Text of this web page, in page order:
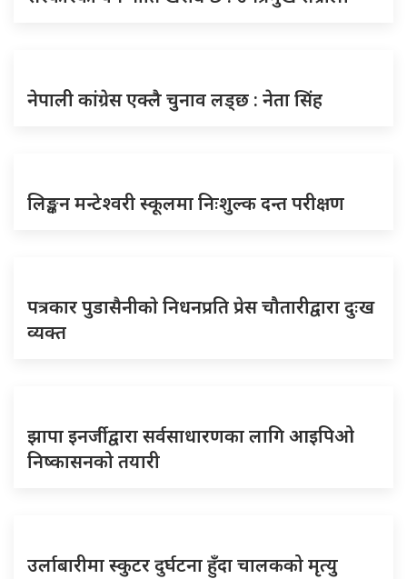
नेपाली कांग्रेस एक्लै चुनाव लड्छ : नेता सिंह
लिङ्कन मन्टेश्वरी स्कूलमा निःशुल्क दन्त परीक्षण
पत्रकार पुडासैनीकाे निधनप्रति प्रेस चौतारीद्वारा दुःख
व्यक्त
झापा इनर्जीद्वारा सर्वसाधारणका लागि आइपिओ
निष्कासनको तयारी
उर्लाबारीमा स्कुटर दुर्घटना हुँदा चालकको मृत्यु